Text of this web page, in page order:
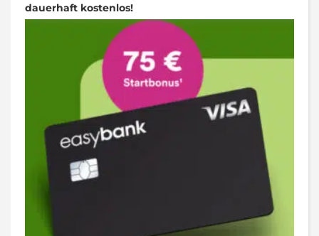
dauerhaft kostenlos!